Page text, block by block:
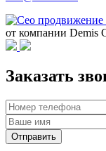
от компании Demis
Заказать